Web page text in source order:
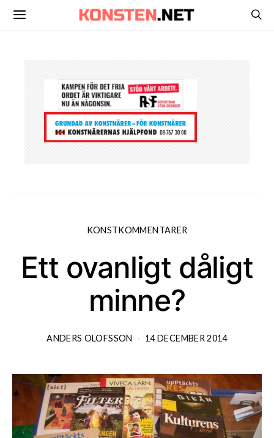
KONSTKOMMENTARER
Ett ovanligt dåligt
minne?
ANDERS OLOFSSON 14 DECEMBER 2014